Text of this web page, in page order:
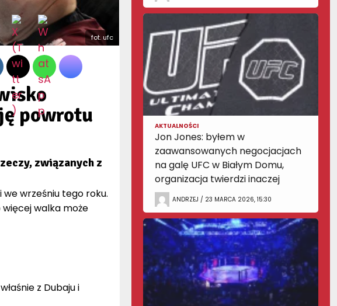
fot. ufc
powrotu
związanych z
we wrześniu tego roku.
więcej walka może
z Dubaju i
AKTUALNOŚCI
Jon Jones: byłem w
zaawansowanych negocjacjach
na galę UFC w Białym Domu,
organizacja twierdzi inaczej
ANDRZEJ / 23 MARCA 2026, 15:30